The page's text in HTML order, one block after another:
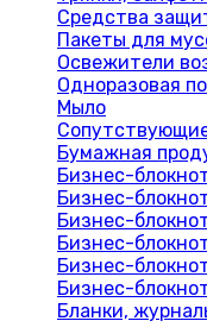
Средства
Пакеты для
Освежители
Одноразовая
Мыло
Бумажная
Бизнес-
Бизнес-
Бизнес-
Бизнес-
Бизнес-
Бизнес-
Бланки,